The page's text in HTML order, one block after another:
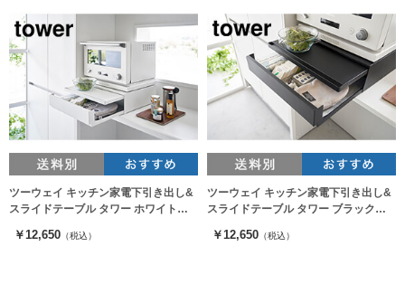
ツーウェイ キッチン家電下引き出し&
スライドテーブル タワー ホワイト
￥12,650 （税込）
ツーウェイ キッチン家電下引き出し&
スライドテーブル タワー ブラック
￥12,650 （税込）